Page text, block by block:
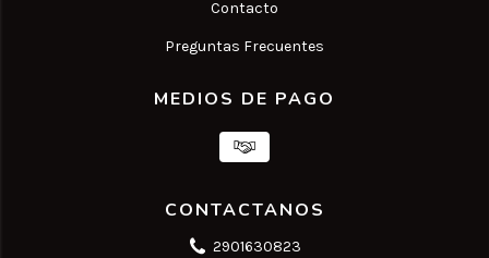
Contacto
Preguntas Frecuentes
MEDIOS DE PAGO
CONTACTANOS
2901630823